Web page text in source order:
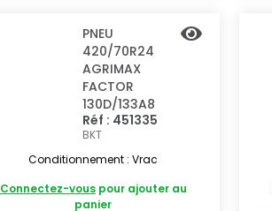
PNEU
420/70R24
AGRIMAX
FACTOR
130D/133A8
Réf : 451335
BKT
Conditionnement : Vrac
Connectez-vouspour ajouter au
panier